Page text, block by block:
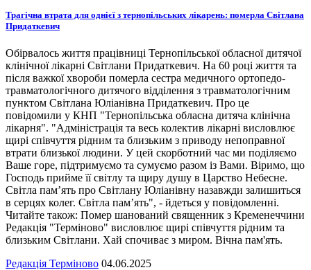
Трагічна втрата для однієї з тернопільських лікарень: померла Світлана
Придаткевич
Обірвалось життя працівниці Тернопільської обласної дитячої
клінічної лікарні Світлани Придаткевич. На 60 році життя та
після важкої хвороби померла сестра медичного ортопедо-
травматологічного дитячого відділення з травматологічним
пунктом Світлана Юліанівна Придаткевич. Про це
повідомили у КНП "Тернопільська обласна дитяча клінічна
лікарня". "Адміністрація та весь колектив лікарні висловлює
щирі співчуття рідним та близьким з приводу непоправної
втрати близької людини. У цей скорботний час ми поділяємо
Ваше горе, підтримуємо та сумуємо разом із Вами. Віримо, що
Господь прийме її світлу та щиру душу в Царство Небесне.
Світла пам’ять про Світлану Юліанівну назавжди залишиться
в серцях колег. Світла пам’ять", - йдеться у повідомленні.
Читайте також: Помер шанований священник з Кременеччини
Редакція "Терміново" висловлює щирі співчуття рідним та
близьким Світлани. Хай спочиває з миром. Вічна пам'ять.
Редакція Терміново 04.06.2025